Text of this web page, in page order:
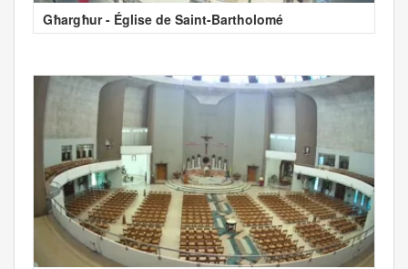
Għargħur - Église de Saint-Bartholomé